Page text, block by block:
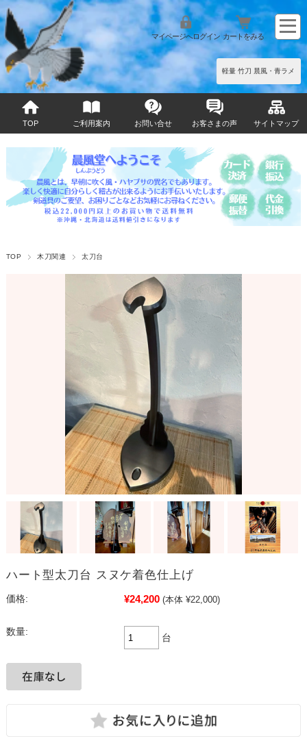
軽量 竹刀 晨風・青ラメ
マイページへログイン カートをみる
TOP ご利用案内 お問い合せ お客さまの声 サイトマップ
TOP 木刀関連 太刀台
ハート型太刀台 スヌケ着色仕上げ
価格: ¥24,200 (本体 ¥22,000)
数量:
台